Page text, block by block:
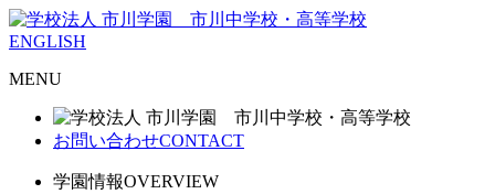
ENGLISH
MENU
お問い合わせCONTACT
学園情報OVERVIEW